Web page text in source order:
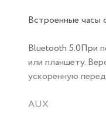
Встроенные часы
Bluetooth 5.0При
или планшету.
ускоренную
AUX